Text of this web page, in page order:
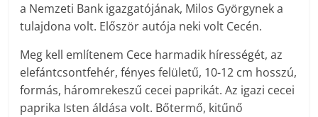
a Nemzeti Bank igazgatójának, Milos Györgynek a
tulajdona volt. Először autója neki volt Cecén.
Meg kell említenem Cece harmadik hírességét, az
elefántcsontfehér, fényes felületű, 10-12 cm hosszú,
formás, háromrekeszű cecei paprikát. Az igazi cecei
paprika Isten áldása volt. Bőtermő, kitűnő